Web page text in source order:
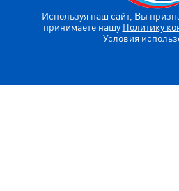
Используя наш сайт, Вы
принимаете нашу Политику
Условия